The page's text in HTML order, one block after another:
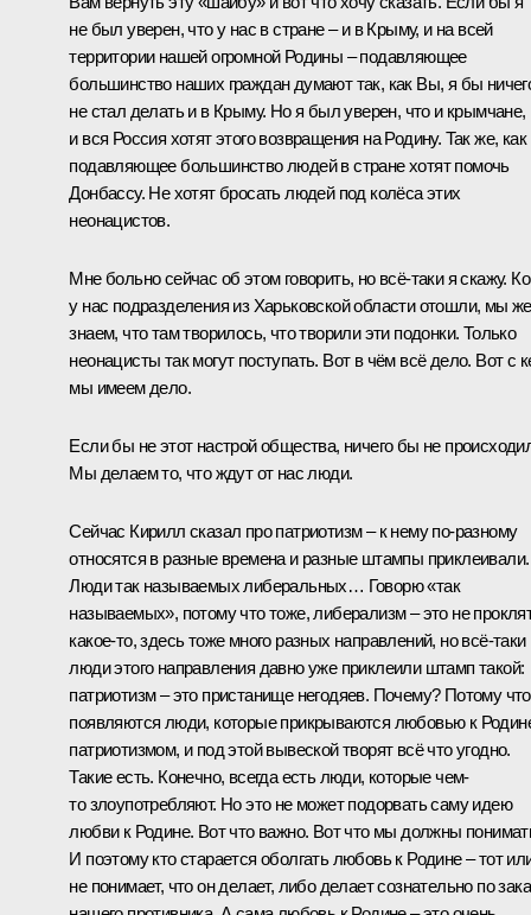
не был уверен, что у нас в стране – и в Крыму, и на всей
территории нашей огромной Родины – подавляющее
большинство наших граждан думают так, как Вы, я бы
не стал делать и в Крыму. Но я был уверен, что и крымчане,
и вся Россия хотят этого возвращения на Родину. Так же, как
подавляющее большинство людей в стране хотят помочь
Донбассу. Не хотят бросать людей под колёса этих
неонацистов.
Мне больно сейчас об этом говорить, но всё-таки я скажу.
у нас подразделения из Харьковской области отошли, мы же
знаем, что там творилось, что творили эти подонки. Только
неонацисты так могут поступать. Вот в чём всё дело. Вот с
мы имеем дело.
Если бы не этот настрой общества, ничего бы не
Мы делаем то, что ждут от нас люди.
Сейчас Кирилл сказал про патриотизм – к нему по-разному
относятся в разные времена и разные штампы приклеивали.
Люди так называемых либеральных… Говорю «так
называемых», потому что тоже, либерализм – это не
какое-то, здесь тоже много разных направлений, но всё-таки
люди этого направления давно уже приклеили штамп такой:
патриотизм – это пристанище негодяев. Почему? Потому что
появляются люди, которые прикрываются любовью к
патриотизмом, и под этой вывеской творят всё что угодно.
Такие есть. Конечно, всегда есть люди, которые чем-
то злоупотребляют. Но это не может подорвать саму идею
любви к Родине. Вот что важно. Вот что мы должны
И поэтому кто старается оболгать любовь к Родине – тот
не понимает, что он делает, либо делает сознательно по